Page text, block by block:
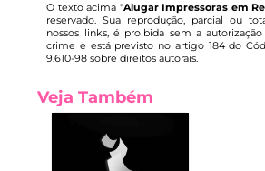
O texto acima "Alugar Impressoras em
reservado. Sua reprodução, parcial ou
nossos links, é proibida sem a
crime e está previsto no artigo 184 do
9.610-98 sobre direitos autorais.
Veja Também